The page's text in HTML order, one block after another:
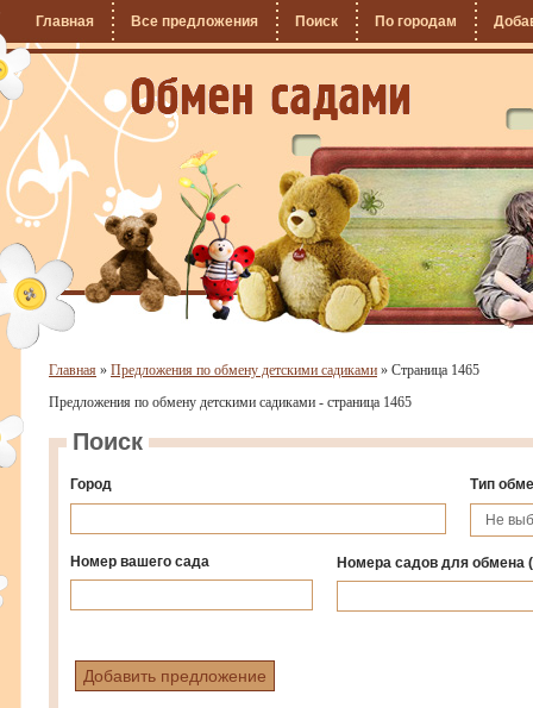
Главная Все предложения Поиск По городам
Главная » Предложения по обмену детскими садиками » Страница 1465
Предложения по обмену детскими садиками - страница 1465
Поиск
Город Тип
Номер вашего сада Номера садов для обмена(
Добавить предложение